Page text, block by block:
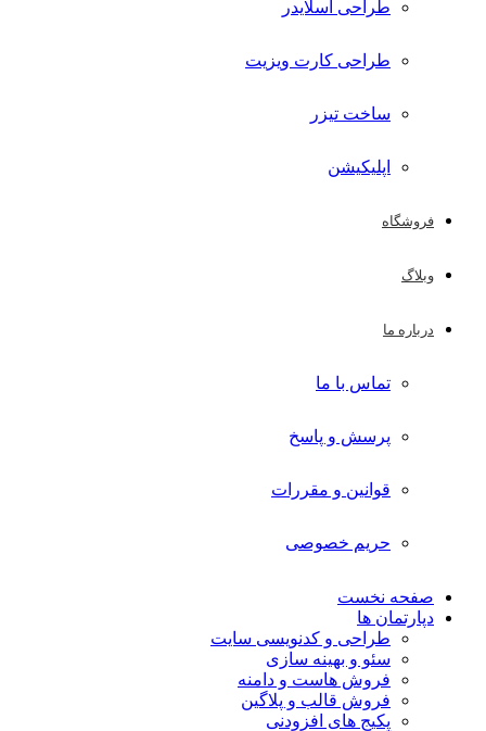
طراحی اسلایدر
طراحی کارت ویزیت
ساخت تیزر
اپلیکیشن
فروشگاه
وبلاگ
درباره ما
تماس با ما
پرسش و پاسخ
قوانین و مقررات
حریم خصوصی
صفحه نخست
دپارتمان ها
طراحی و کدنویسی سایت
سئو و بهینه سازی
فروش هاست و دامنه
فروش قالب و پلاگین
پکیج های افزودنی